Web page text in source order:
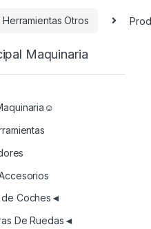
Herramientas Otros
Maquinaria
Coches◄
De Ruedas◄